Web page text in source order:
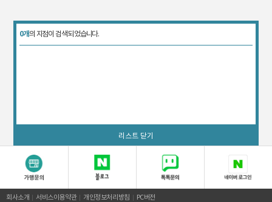
0개의 지점이 검색 되었습니다.
리스트 닫기
회사소개 서비스이용약관 개인정보처리방침 PC버전